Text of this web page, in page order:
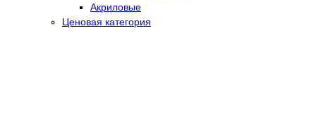
Акриловые
Ценовая категория